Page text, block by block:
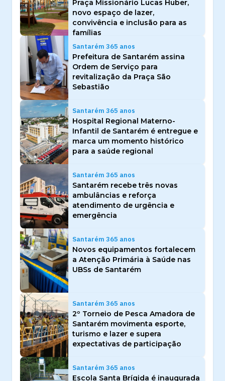
Praça Missionário Lucas Huber,
novo espaço de lazer,
convivência e inclusão para as
famílias
Santarém 365 anos
Prefeitura de Santarém assina
Ordem de Serviço para
revitalização da Praça São
Sebastião
Santarém 365 anos
Hospital Regional Materno-
Infantil de Santarém é entregue e
marca um momento histórico
para a saúde regional
Santarém 365 anos
Santarém recebe três novas
ambulâncias e reforça
atendimento de urgência e
emergência
Santarém 365 anos
Novos equipamentos fortalecem
a Atenção Primária à Saúde nas
UBSs de Santarém
Santarém 365 anos
2º Torneio de Pesca Amadora de
Santarém movimenta esporte,
turismo e lazer e supera
expectativas de participação
Santarém 365 anos
Escola Santa Brígida é inaugurada